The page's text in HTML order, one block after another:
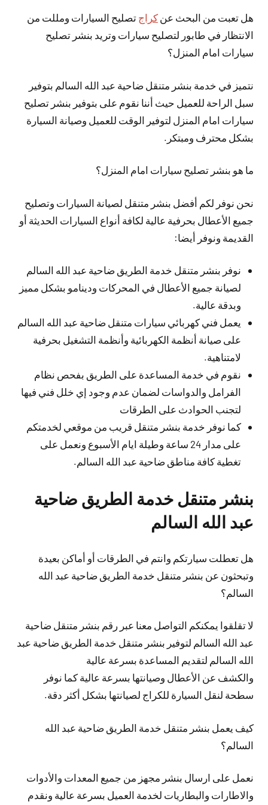
هل تعبت من البحث عن كراج تصليح السيارات ومللت من
الانتظار في طابور لتصليح سيارات وتريد بنشر تصليح
سيارات امام المنزل؟
نتميز في خدمة بنشر متنقل ضاحية عبد الله السالم بتوفير
سبل الراحة للعميل حيث أننا نقوم على بتوفير بنشر تصليح
سيارات امام المنزل لتوفير الوقت للعميل وصيانة السيارة
بشكل محترف ومبتكر.
ما هو بنشر تصليح سيارات امام المنزل؟
نحن نوفر لكم أفضل بنشر متنقل لصيانة السيارات وتصليح
جميع الأعطال بحرفية عالية لكافة أنواع السيارات الحديثة أو
القديمة ونوفر أيضا:
نوفر بنشر متنقل خدمة الطريق ضاحية عبد الله السالم
لصيانة جميع الأعطال في المحركات ودينامو بشكل مميز
وبدقة عالية.
يعمل فني كهربائي سيارات متنقل ضاحية عبد الله السالم
على صيانة أنظمة الكهربائية وأنظمة التشغيل بحرفية
لامتناهية.
نقوم في خدمة المساعدة على الطريق بفحص نظام
الفرامل والدواسات لضمان عدم وجود إي خلل فني فيها
لتجنب الحوادث على الطرقات
كما نوفر خدمة بنشر متنقل قريب من موقعي لخدمتكم
على مدار 24 ساعة وطيلة ايام الأسبوع ونعمل على
تغطية كافة مناطق ضاحية عبد الله السالم.
بنشر متنقل خدمة الطريق ضاحية
عبد الله السالم
هل تعطلت سيارتكم وانتم في الطرقات أو أماكن بعيدة
وتبحثون عن بنشر متنقل خدمة الطريق ضاحية عبد الله
السالم؟
لا تقلقوا يمكنكم التواصل معنا عبر رقم بنشر متنقل ضاحية
عبد الله السالم لتوفير بنشر متنقل خدمة الطريق ضاحية عبد
الله السالم لتقديم المساعدة بسرعة عالية
والكشف عن الأعطال وصيانتها بسرعة عالية كما نوفر
سطحة لنقل السيارة للكراج لصيانتها بشكل أكثر دقة.
كيف يعمل بنشر متنقل خدمة الطريق ضاحية عبد الله
السالم؟
نعمل على ارسال بنشر مجهز من جميع المعدات والأدوات
والاطارات والبطاريات لخدمة العميل بسرعة عالية ونقدم